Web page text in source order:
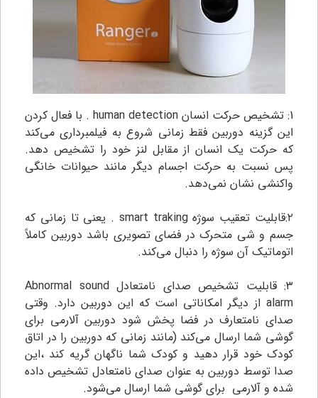
1: تشخیص حرکت انسان human detection . با فعال کردن
این گزینه دوربین فقط زمانی شروع به فیلمبرداری می‌کند
که حرکت یک انسان از مقابل لنز خود را تشخیص دهد.
پس نسبت به حرکت اجسام دیگر مانند حیوانات خانگی
واکنشی نشان نمی‌دهد.
۲:قابلیت تعقیب سوژه smart traking . یعنی تا زمانی که
جسم و شی متحرک در فضای تصویری باشد دوربین کاملاً
اتوماتیک آن سوژه را دنبال می‌کند.
۳: قابلیت تشخیص صدای نامتعادل Abnormal sound
alarm از دیگر امکاناتی است که این دوربین دارد. وقتی
صدای نامتعارف در فضا پخش شود دوربین آلارمی برای
گوشی شما ارسال می‌کند (مانند زمانی که دوربین را در اتاق
کودک خود قرار دهید و کودک شما ناگهان گریه کند ،این
صدا توسط دوربین به عنوان صدای نامتعادل تشخیص داده
شده و آلارمی برای گوشی شما ارسال می‌شود.